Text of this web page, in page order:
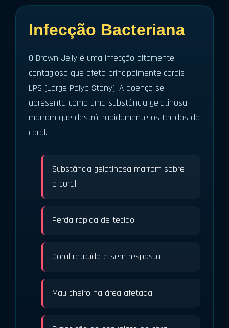
Infecção Bacteriana
O Brown Jelly é uma infecção altamente
contagiosa que afeta principalmente corais
LPS (Large Polyp Stony). A doença se
apresenta como uma substância gelatinosa
marrom que destrói rapidamente os tecidos do
coral.
Substância gelatinosa marrom sobre
o coral
Perda rápida de tecido
Coral retraído e sem resposta
Mau cheiro na área afetada